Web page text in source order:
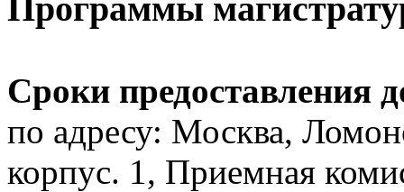
Программы
Сроки предоставления
по адресу: Москва,
корпус. 1, Приемная